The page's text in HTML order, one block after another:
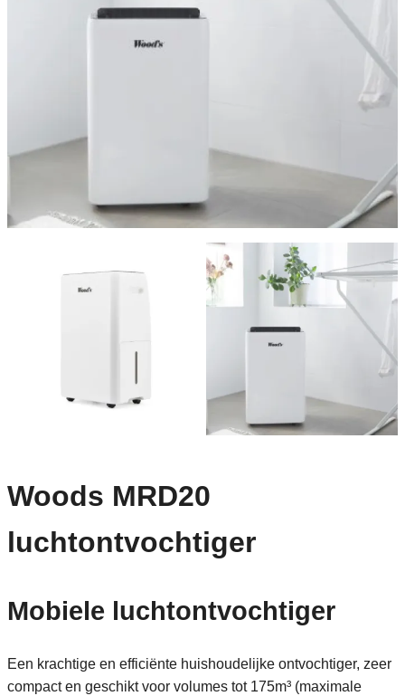
Woods MRD20
luchtontvochtiger
Mobiele luchtontvochtiger
Een krachtige en efficiënte huishoudelijke ontvochtiger, zeer
compact en geschikt voor volumes tot 175m³ (maximale